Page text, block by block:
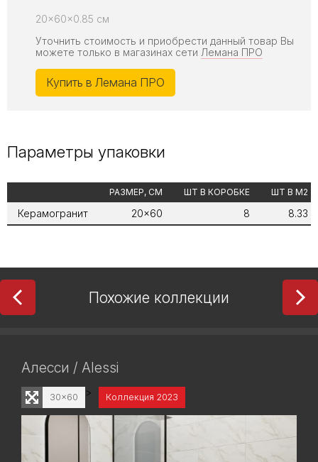
20x60x0.85 см
Уточнить стоимость и приобрести данный товар Вы
можете только в магазинах сети Лемана ПРО
Купить в Лемана ПРО
Параметры упаковки
РАЗМЕР, СМ ШТ В КОРОБКЕ ШТ В М2
Керамогранит 20x60 8 8.33
Похожие коллекции
Алесси / Alessi
>
30x60 Коллекция 2023